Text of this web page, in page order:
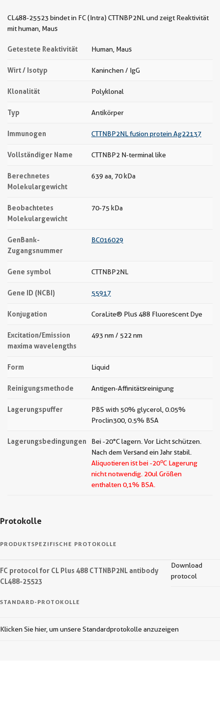
CL488-25523 bindet in FC (Intra) CTTNBP2NL und zeigt Reaktivität
mit human, Maus
Getestete Reaktivität Human, Maus
Wirt / Isotyp Kaninchen / IgG
Klonalität Polyklonal
Typ Antikörper
Immunogen CTTNBP2NL fusion protein Ag22137
Vollständiger Name CTTNBP2 N-terminal like
Berechnetes
Molekulargewicht
639 aa, 70 kDa
Beobachtetes
Molekulargewicht
70-75 kDa
GenBank-
Zugangsnummer
BC016029
Gene symbol CTTNBP2NL
Gene ID (NCBI) 55917
Konjugation CoraLite® Plus 488 Fluorescent Dye
Excitation/Emission
maxima wavelengths
493 nm / 522 nm
Form Liquid
Reinigungsmethode Antigen-Affinitätsreinigung
Lagerungspuffer
PBS with 50% glycerol, 0.05%
Proclin300, 0.5% BSA
Lagerungsbedingungen
Bei -20°C lagern. Vor Licht schützen.
Nach dem Versand ein Jahr stabil.
Aliquotieren ist bei -20oC Lagerung
nicht notwendig. 20ul Größen
enthalten 0,1% BSA.
Protokolle
PRODUKTSPEZIFISCHE PROTOKOLLE
FC protocol for CL Plus 488 CTTNBP2NL antibody
CL488-25523
Download
protocol
STANDARD-PROTOKOLLE
Klicken Sie hier, um unsere Standardprotokolle anzuzeigen